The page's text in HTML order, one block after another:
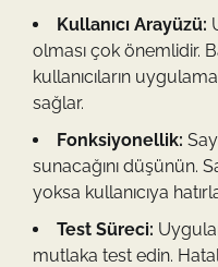
Kullanıcı Arayüzü:
olması çok önemlidir.
kullanıcıların
sağlar.
Fonksiyonellik:
sunacağını düşünün.
yoksa kullanıcıya
Test Süreci:
mutlaka test edin.